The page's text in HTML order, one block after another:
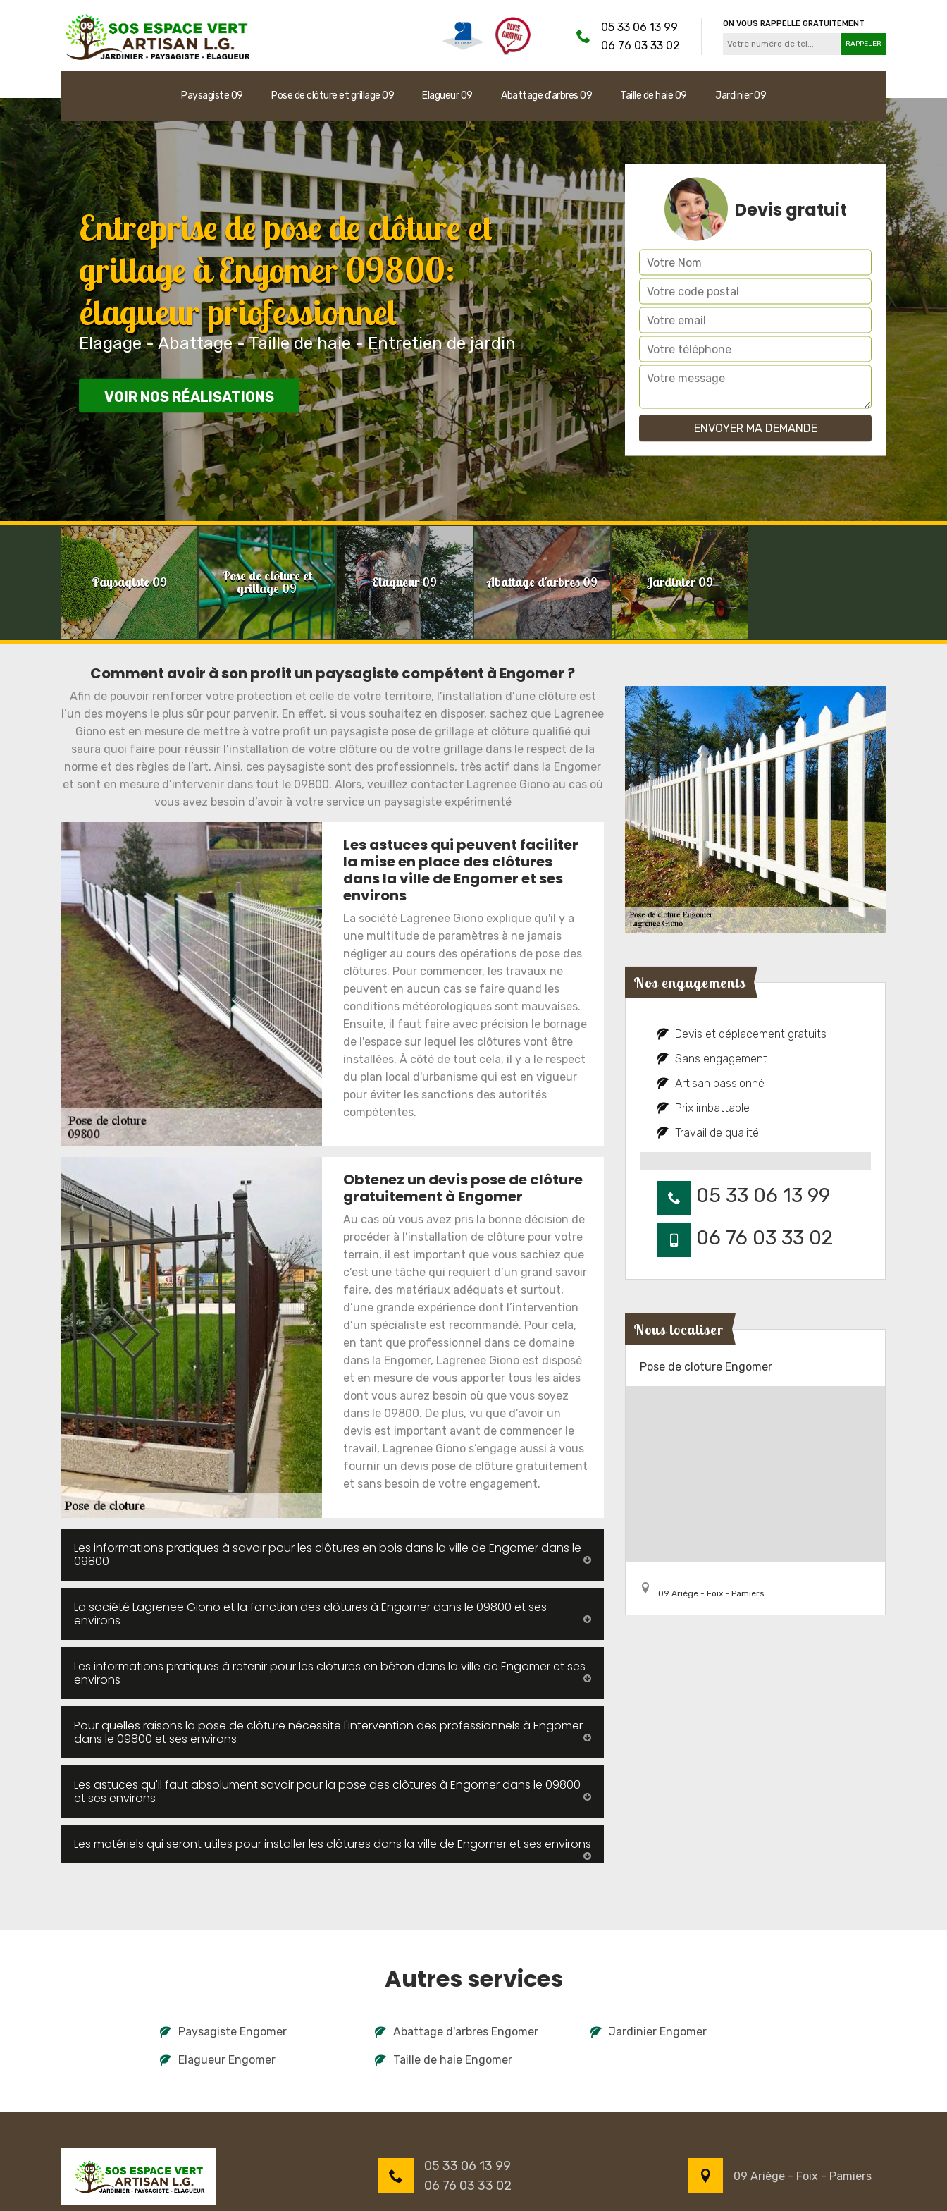
05 33 06 13 99
06 76 03 33 02
ON VOUS RAPPELLE GRATUITEMENT
Paysagiste 09 Pose de clôture et grillage 09 Elagueur 09 Abattage d'arbres 09 Taille de haie 09 Jardinier 09
Entreprise de pose de clôture et
grillage à Engomer 09800:
élagueur priofessionnel
Elagage - Abattage - Taille de haie - Entretien de jardin
VOIR NOS RÉALISATIONS
Devis gratuit
Paysagiste 09 Pose de clôture et
grillage 09 Elagueur 09 Abattage d'arbres 09 Jardinier 09
Comment avoir à son profit un paysagiste compétent à Engomer ?
Afin de pouvoir renforcer votre protection et celle de votre territoire, l’installation d’une clôture est
l’un des moyens le plus sûr pour parvenir. En effet, si vous souhaitez en disposer, sachez que Lagrenee
Giono est en mesure de mettre à votre profit un paysagiste pose de grillage et clôture qualifié qui
saura quoi faire pour réussir l’installation de votre clôture ou de votre grillage dans le respect de la
norme et des règles de l’art. Ainsi, ces paysagiste sont des professionnels, très actif dans la Engomer
et sont en mesure d’intervenir dans tout le 09800. Alors, veuillez contacter Lagrenee Giono au cas où
vous avez besoin d’avoir à votre service un paysagiste expérimenté
Les astuces qui peuvent faciliter
la mise en place des clôtures
dans la ville de Engomer et ses
environs
La société Lagrenee Giono explique qu'il y a
une multitude de paramètres à ne jamais
négliger au cours des opérations de pose des
clôtures. Pour commencer, les travaux ne
peuvent en aucun cas se faire quand les
conditions météorologiques sont mauvaises.
Ensuite, il faut faire avec précision le bornage
de l'espace sur lequel les clôtures vont être
installées. À côté de tout cela, il y a le respect
du plan local d'urbanisme qui est en vigueur
pour éviter les sanctions des autorités
compétentes.
Obtenez un devis pose de clôture
gratuitement à Engomer
Au cas où vous avez pris la bonne décision de
procéder à l’installation de clôture pour votre
terrain, il est important que vous sachiez que
c’est une tâche qui requiert d’un grand savoir
faire, des matériaux adéquats et surtout,
d’une grande expérience dont l’intervention
d’un spécialiste est recommandé. Pour cela,
en tant que professionnel dans ce domaine
dans la Engomer, Lagrenee Giono est disposé
et en mesure de vous apporter tous les aides
dont vous aurez besoin où que vous soyez
dans le 09800. De plus, vu que d’avoir un
devis est important avant de commencer le
travail, Lagrenee Giono s’engage aussi à vous
fournir un devis pose de clôture gratuitement
et sans besoin de votre engagement.
Les informations pratiques à savoir pour les clôtures en bois dans la ville de Engomer dans le
09800
La société Lagrenee Giono et la fonction des clôtures à Engomer dans le 09800 et ses
environs
Les informations pratiques à retenir pour les clôtures en béton dans la ville de Engomer et ses
environs
Pour quelles raisons la pose de clôture nécessite l'intervention des professionnels à Engomer
dans le 09800 et ses environs
Les astuces qu'il faut absolument savoir pour la pose des clôtures à Engomer dans le 09800
et ses environs
Les matériels qui seront utiles pour installer les clôtures dans la ville de Engomer et ses environs
Nos engagements
Devis et déplacement gratuits
Sans engagement
Artisan passionné
Prix imbattable
Travail de qualité
05 33 06 13 99
06 76 03 33 02
Nous localiser
Pose de cloture Engomer
09 Ariège - Foix - Pamiers
Autres services
Paysagiste Engomer
Elagueur Engomer
Abattage d'arbres Engomer
Taille de haie Engomer
Jardinier Engomer
05 33 06 13 99
06 76 03 33 02
09 Ariège - Foix - Pamiers